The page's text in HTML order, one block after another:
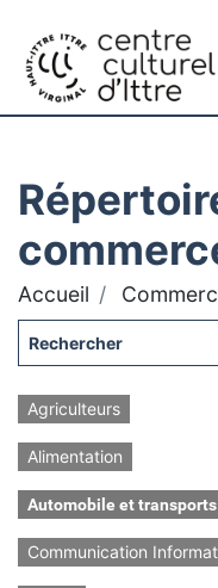
Accueil
Agriculteurs
Alimentation
Automobile et transports
Communication